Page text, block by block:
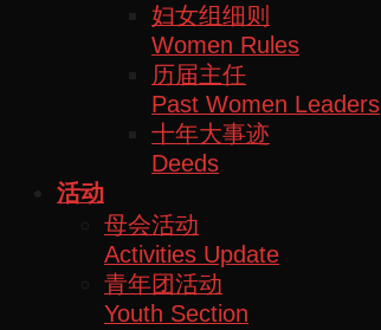
妇女组细则
Women Rules
历届主任
Past Women Leaders
十年大事迹
Deeds
活动
母会活动
Activities Update
青年团活动
Youth Section